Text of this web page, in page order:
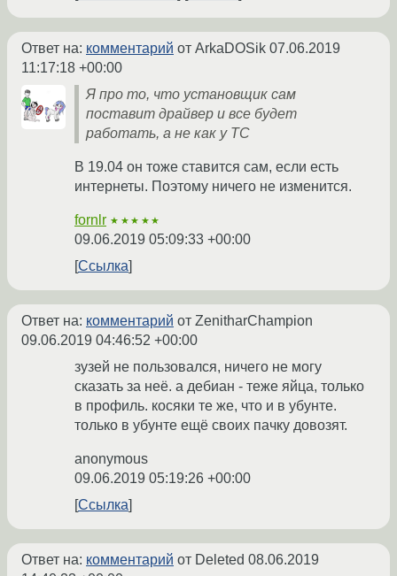
Ответ на: комментарий от ArkaDOSik 07.06.2019
11:17:18 +00:00
Я про то, что установщик сам
поставит драйвер и все будет
работать, а не как у ТС
В 19.04 он тоже ставится сам, если есть
интернеты. Поэтому ничего не изменится.
fornlr ★★★★★
09.06.2019 05:09:33 +00:00
Ссылка
Ответ на: комментарий от ZenitharChampion
09.06.2019 04:46:52 +00:00
зузей не пользовался, ничего не могу
сказать за неё. а дебиан - теже яйца, только
в профиль. косяки те же, что и в убунте.
только в убунте ещё своих пачку довозят.
anonymous
09.06.2019 05:19:26 +00:00
Ссылка
Ответ на: комментарий от Deleted 08.06.2019